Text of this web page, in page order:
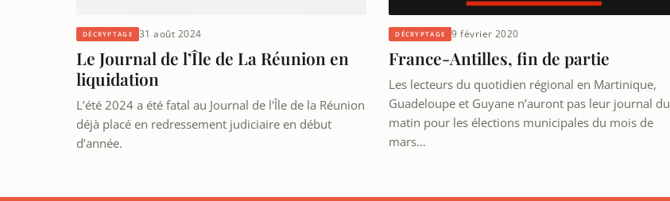
DÉCRYPTAGE 31 août 2024
Le Journal de l’Île de La Réunion en
liquidation
L’été 2024 a été fatal au Journal de l'Île de la Réunion
déjà placé en redressement judiciaire en début
d’année.
DÉCRYPTAGE 9 février 2020
France-Antilles, fin de partie
Les lecteurs du quotidien régional en Martinique,
Guadeloupe et Guyane n’auront pas leur journal du
matin pour les élections municipales du mois de
mars…